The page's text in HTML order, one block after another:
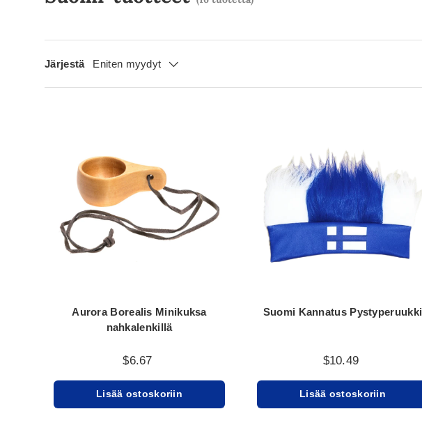
Järjestä Eniten myydyt
Aurora Borealis Minikuksa
nahkalenkillä
$6.67
Lisää ostoskoriin
Suomi Kannatus Pystyperuukki
$10.49
Lisää ostoskoriin